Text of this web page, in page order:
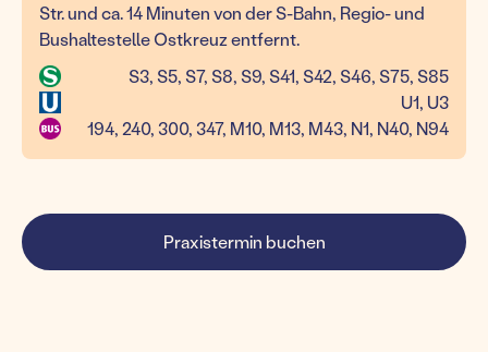
Str. und ca. 14 Minuten von der S-Bahn, Regio- und
Bushaltestelle Ostkreuz entfernt.
S3, S5, S7, S8, S9, S41, S42, S46, S75, S85
U1, U3
194, 240, 300, 347, M10, M13, M43, N1, N40, N94
Praxistermin buchen